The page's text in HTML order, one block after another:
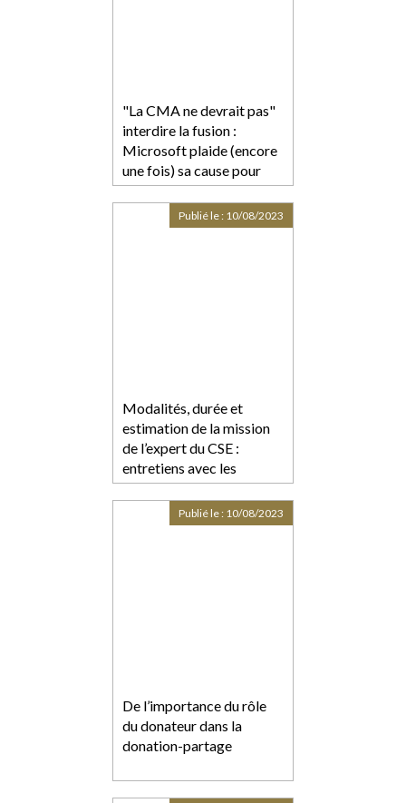
"La CMA ne devrait pas"
interdire la fusion :
Microsoft plaide (encore
une fois) sa cause pour
l’acquisition d’Activision-
Modalités, durée et
estimation de la mission
de l’expert du CSE :
entretiens avec les
salariés ?
Publié le : 10/08/2023
De l’importance du rôle
du donateur dans la
donation-partage
Publié le : 10/08/2023